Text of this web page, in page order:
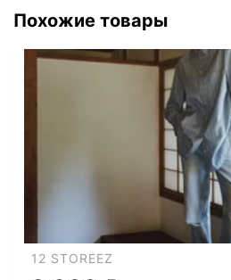
Похожие товары
12 STOREEZ